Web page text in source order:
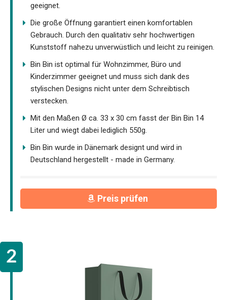
geeignet.
Die große Öffnung garantiert einen komfortablen
Gebrauch. Durch den qualitativ sehr hochwertigen
Kunststoff nahezu unverwüstlich und leicht zu reinigen.
Bin Bin ist optimal für Wohnzimmer, Büro und
Kinderzimmer geeignet und muss sich dank des
stylischen Designs nicht unter dem Schreibtisch
verstecken.
Mit den Maßen Ø ca. 33 x 30 cm fasst der Bin Bin 14
Liter und wiegt dabei lediglich 550g.
Bin Bin wurde in Dänemark designt und wird in
Deutschland hergestellt - made in Germany.
Preis prüfen